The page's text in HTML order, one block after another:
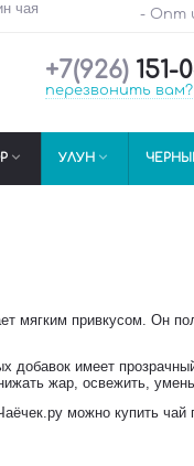
чая - Опт
+7(926)151-
перезвонить вам?
 УЛУН 
мягким привкусом. Он
добавок имеет
жар, освежить,
можно купить